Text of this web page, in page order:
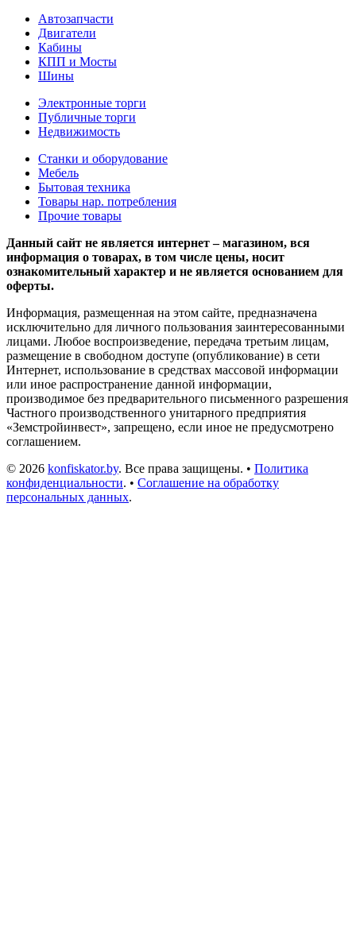
Автозапчасти
Двигатели
Кабины
КПП и Мосты
Шины
Электронные торги
Публичные торги
Недвижимость
Станки и оборудование
Мебель
Бытовая техника
Товары нар. потребления
Прочие товары
Данный сайт не является интернет – магазином, вся
информация о товарах, в том числе цены, носит
ознакомительный характер и не является основанием для
оферты.
Информация, размещенная на этом сайте, предназначена
исключительно для личного пользования заинтересованными
лицами. Любое воспроизведение, передача третьим лицам,
размещение в свободном доступе (опубликование) в сети
Интернет, использование в средствах массовой информации
или иное распространение данной информации,
производимое без предварительного письменного разрешения
Частного производственного унитарного предприятия
«Земстройинвест», запрещено, если иное не предусмотрено
соглашением.
© 2026 konfiskator.by. Все права защищены. • Политика
конфиденциальности. • Соглашение на обработку
персональных данных.